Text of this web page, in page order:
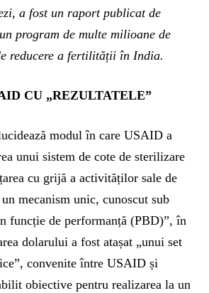
a fost un raport publicat de
program de multe milioane de
reducere a fertilității în India.
CU „REZULTATELE”
modul în care USAID a
unui sistem de cote de sterilizare
cu grijă a activităților sale de
mecanism unic, cunoscut sub
funcție de performanță (PBD)”, în
dolarului a fost atașat „unui set
convenite între USAID și
obiective pentru realizarea la un